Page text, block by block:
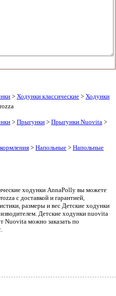
> Ходунки классические > Ходунки
> Прыгунки > Прыгунки Nuovita >
> Напольные > Напольные
ходунки AnnaPolly вы можете
с доставкой и гарантией,
размеры и вес Детские ходунки
Детские ходунки nuovita
Nuovita можно заказать по